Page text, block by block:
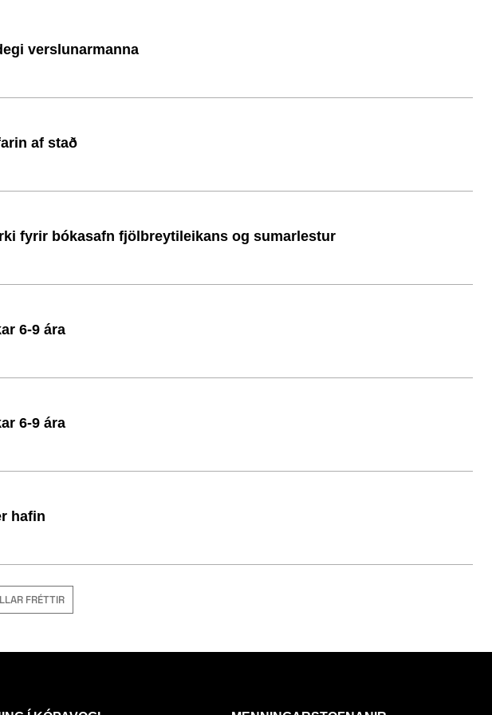
verslunarmanna
af stað
fyrir bókasafn fjölbreytileikans og sumarlestur
6-9 ára
6-9 ára
hafin
FRÉTTIR